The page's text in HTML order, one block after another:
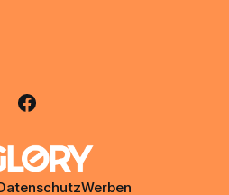
Werben